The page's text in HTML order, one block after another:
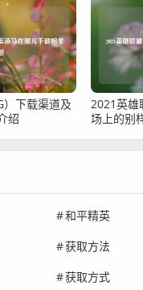
）下载渠道及
绍
2021英雄
场上的别
和平精英
获取方法
获取方式